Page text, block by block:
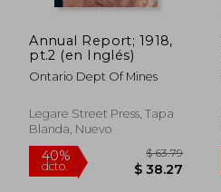
Annual Report; 1918,
pt.2 (en Inglés)
Ontario Dept Of Mines
Legare Street Press, Tapa
Blanda, Nuevo